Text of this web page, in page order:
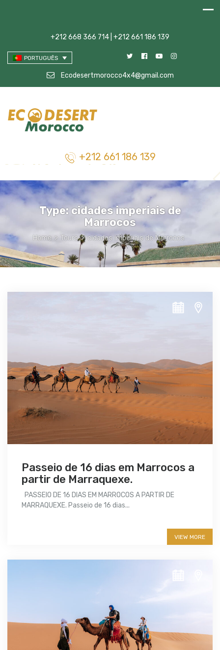
+212 668 366 714 | +212 661 186 139
PORTUGUÊS
Ecodesertmorocco4x4@gmail.com
+212 661 186 139
Type:cidades imperiais de
Marrocos
Home > Tours > cidades imperiais de Marrocos
Passeio de 16 dias em Marrocos a
partir de Marraquexe.
PASSEIO DE 16 DIAS EM MARROCOS A PARTIR DE
MARRAQUEXE. Passeio de 16 dias...
VIEW MORE